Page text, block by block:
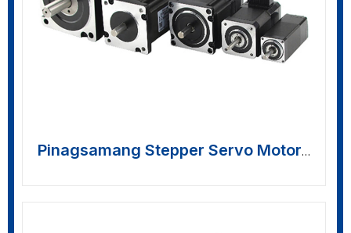
Pinagsamang Stepper Servo Motors